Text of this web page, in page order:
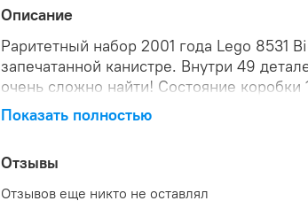
Описание
Раритетный набор 2001 года Lego 8531
запечатанной канистре. Внутри 49
очень сложно найти! Cостояние коробки
Показать полностью
Отзывы
Отзывов еще никто не оставлял